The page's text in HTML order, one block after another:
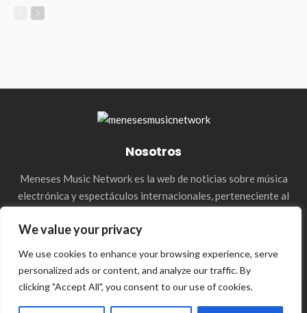
We value your privacy
We use cookies to enhance your browsing experience, serve
personalized ads or content, and analyze our traffic. By
clicking "Accept All", you consent to our use of cookies.
Nosotros
Meneses Music Network es la web de noticias sobre música
electrónica y espectáculos internacionales, perteneciente al